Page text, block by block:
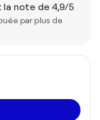
note de 4,9/5
par plus de